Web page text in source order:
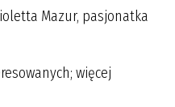
Mazur, pasjonatka
więcej